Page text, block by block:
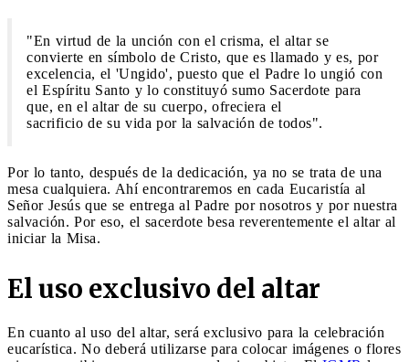
"En virtud de la unción con el crisma, el altar se
convierte en símbolo de Cristo, que es llamado y es, por
excelencia, el 'Ungido', puesto que el Padre lo ungió con
el Espíritu Santo y lo constituyó sumo Sacerdote para
que, en el altar de su cuerpo, ofreciera el
sacrificio de su vida por la salvación de todos".
Por lo tanto, después de la dedicación, ya no se trata de una
mesa cualquiera. Ahí encontraremos en cada Eucaristía al
Señor Jesús que se entrega al Padre por nosotros y por nuestra
salvación. Por eso, el sacerdote besa reverentemente el altar al
iniciar la Misa.
El uso exclusivo del altar
En cuanto al uso del altar, será exclusivo para la celebración
eucarística. No deberá utilizarse para colocar imágenes o flores